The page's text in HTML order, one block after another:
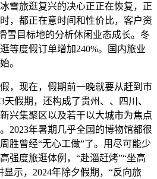
雪旅逛复兴的决心正正在恢复，正
，都正在意时间和性价比，客户资
雪目标地的分析休闲业态成长。冬
等度假订单增加240%。国内旅业
。
现在，假期前一晚就要从赶到市
假期，还构成了贵州、、四川、
兴集聚区以及若干以大城市为焦点
2023年暑期几乎全国的博物馆都很
胜曾经“无心工做”了。用尽可能少
强度旅逛体例，“赴淄赶烤”“坐高
示，2024年除夕假期，“反向旅